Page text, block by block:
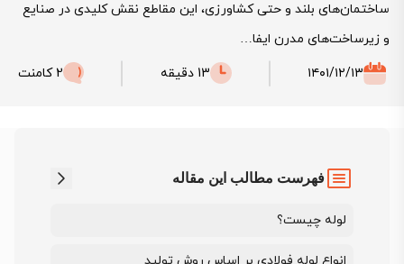
ساختمان‌های بلند و حتی کشاورزی، این مقاطع نقش کلیدی در صنایع
و زیرساخت‌های مدرن ایفا…
۱۴۰۱/۱۲/۱۳
13 دقیقه 2 کامنت
فهرست مطالب این مقاله
لوله چیست؟